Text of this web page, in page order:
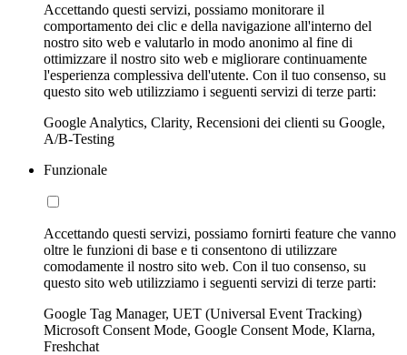
Accettando questi servizi, possiamo monitorare il
comportamento dei clic e della navigazione all'interno del
nostro sito web e valutarlo in modo anonimo al fine di
ottimizzare il nostro sito web e migliorare continuamente
l'esperienza complessiva dell'utente. Con il tuo consenso, su
questo sito web utilizziamo i seguenti servizi di terze parti:
Google Analytics, Clarity, Recensioni dei clienti su Google,
A/B-Testing
Funzionale
Accettando questi servizi, possiamo fornirti feature che vanno
oltre le funzioni di base e ti consentono di utilizzare
comodamente il nostro sito web. Con il tuo consenso, su
questo sito web utilizziamo i seguenti servizi di terze parti:
Google Tag Manager, UET (Universal Event Tracking)
Microsoft Consent Mode, Google Consent Mode, Klarna,
Freshchat